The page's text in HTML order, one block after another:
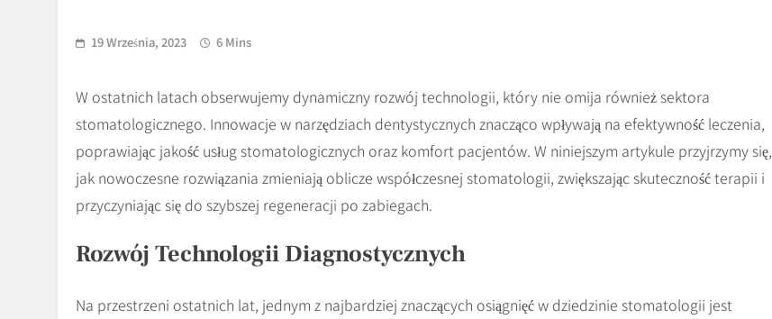
19 Września, 2023 6 Mins
W ostatnich latach obserwujemy dynamiczny rozwój technologii, który nie omija również sektora
stomatologicznego. Innowacje w narzędziach dentystycznych znacząco wpływają na efektywność leczenia,
poprawiając jakość usług stomatologicznych oraz komfort pacjentów. W niniejszym artykule przyjrzymy się,
jak nowoczesne rozwiązania zmieniają oblicze współczesnej stomatologii, zwiększając skuteczność terapii i
przyczyniając się do szybszej regeneracji po zabiegach.
Rozwój Technologii Diagnostycznych
Na przestrzeni ostatnich lat, jednym z najbardziej znaczących osiągnięć w dziedzinie stomatologii jest